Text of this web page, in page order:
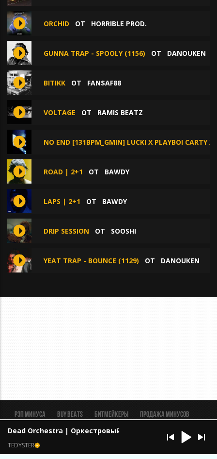
ORCHID ОТ HORRIBLE PROD.
GUNNA TRAP - SPOOLY (1156) ОТ DANOUKEN
BITIKK ОТ FAN$AF88
VOLTAGE ОТ RAMIS BEATZ
NO END [131BPM_GMIN] LUCKI X PLAYBOI CARTY
ROAD | 2+1 ОТ BAWDY
LAPS | 2+1 ОТ BAWDY
DRIP SESSION ОТ SOOSHI
YEAT TRAP - BOUNCE (1129) ОТ DANOUKEN
Dead Orchestra | Оркестровый | Эпичный
TEDYSTER
Рэп минуса BUY BEATS Битмейкеры
Продажа минусов
Рэп биты
Реклама FAQ
Пользовательское соглашение
Безопасная сделка